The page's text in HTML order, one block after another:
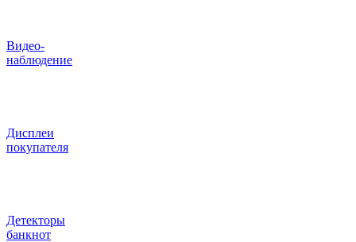
Видео‑
наблюдение
Дисплеи
покупателя
Детекторы
банкнот